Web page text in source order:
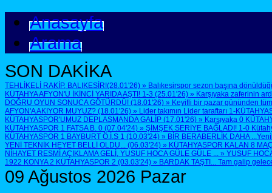
Anasayfa
Arama
SON DAKİKA
TEHLİKELİ RAKİP, BALIKESİR!(28.01'26) » Balıkesirspor sezon başına
KÜTAHYA AFYON'U İKİNCİ YARIDA AŞTI! 1-3 (25.01'26) » Karşıyaka zaferinin
DOĞRU OYUN SONUCA GÖTÜRDÜ! (18.01'26) » Keyifli bir pazar gününden
AFYON'A AKIYOR MUYUZ? (18.01'26) » Lider takımın Lider taraftarı 1-
KÜTAHYASPOR'UMUZ DEPLASMANDA GALİP (17.01'26) » Karşıyaka 0
KÜTAHYASPOR 1 FATSA B. 0 (07.04'24) » ŞİMŞEK SERİYE BAĞLADI! 1-0
KÜTAHYASPOR 1 BAYBURT Ö.İ.S 1 (10.03'24) » BİR BERABERLİK DAHA
YENİ TEKNİK HEYET BELLİ OLDU... (06.03'24) » KÜTAHYASPOR KALAN 8
NİHAYET RESMİ AÇIKLAMA GELİ, YUSUF HOCA GÜLE GÜLE ... » YUSUF
1922 KONYA 2 KÜTAHYASPOR 2 (03.03'24) » BARDAK TAŞTI... Tam galip
09 Ağustos 2026 Pazar